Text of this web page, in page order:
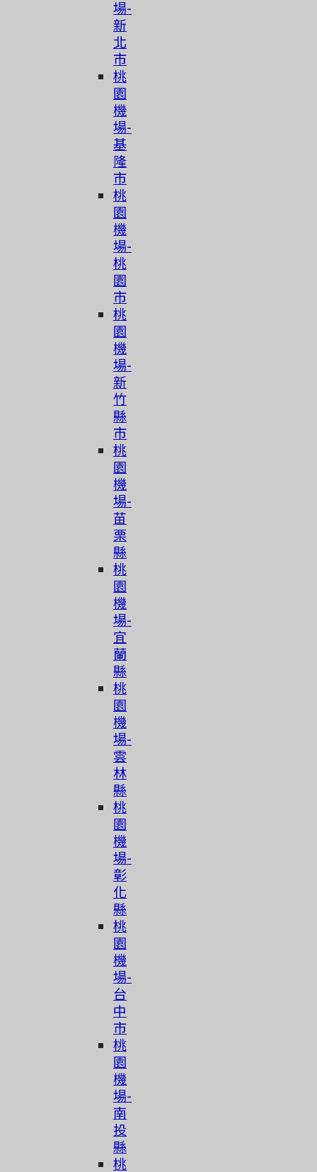
場-
新
北
市
桃
園
機
場-
基
隆
市
桃
園
機
場-
桃
園
市
桃
園
機
場-
新
竹
縣
市
桃
園
機
場-
苗
栗
縣
桃
園
機
場-
宜
蘭
縣
桃
園
機
場-
雲
林
縣
桃
園
機
場-
彰
化
縣
桃
園
機
場-
台
中
市
桃
園
機
場-
南
投
縣
桃